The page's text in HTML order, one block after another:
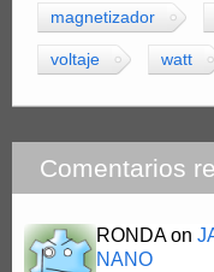
magnetizador
voltaje watt
Comentarios
RONDA on
NANO